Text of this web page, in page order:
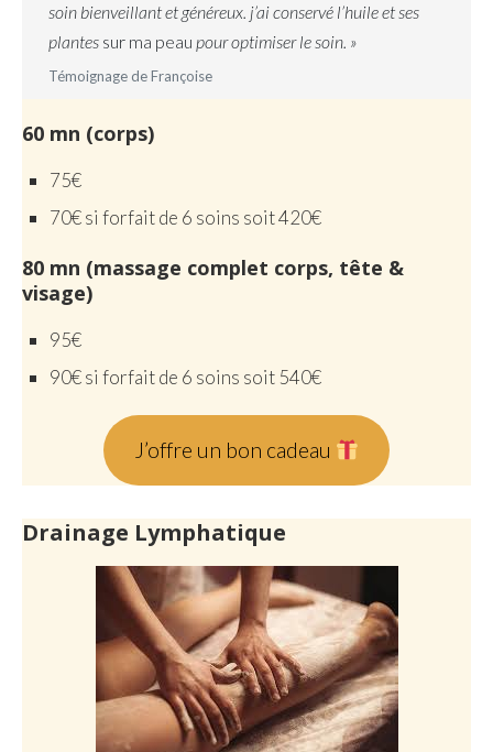
soin bienveillant et généreux. j’ai conservé l’huile et ses
plantes sur ma peau pour optimiser le soin. »
Témoignage de Françoise
60 mn (corps)
75€
70€ si forfait de 6 soins soit 420€
80 mn (massage complet corps, tête &
visage)
95€
90€ si forfait de 6 soins soit 540€
J’offre un bon cadeau
Drainage Lymphatique